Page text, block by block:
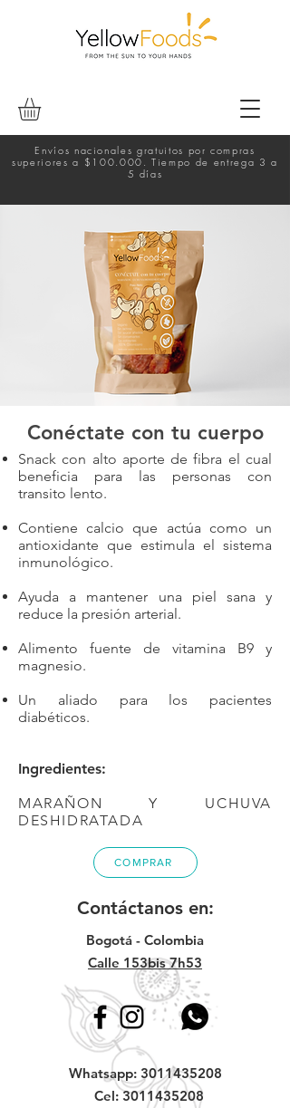
Envíos nacionales gratuitos por compras
superiores a $100.000. Tiempo de entrega 3 a
5 días
Conéctate con tu cuerpo
Snack con alto aporte de fibra el cual
beneficia para las personas con
transito lento.
Contiene calcio que actúa como un
antioxidante que estimula el sistema
inmunológico.
Ayuda a mantener una piel sana y
reduce la presión arterial.
Alimento fuente de vitamina B9 y
magnesio.
Un aliado para los pacientes
diabéticos.
Ingredientes:
MARAÑON Y UCHUVA
DESHIDRATADA
COMPRAR
Contáctanos en:
Whatsapp: 3011435208
Cel:3011435208
Bogotá - Colombia
Calle 153bis 7h53